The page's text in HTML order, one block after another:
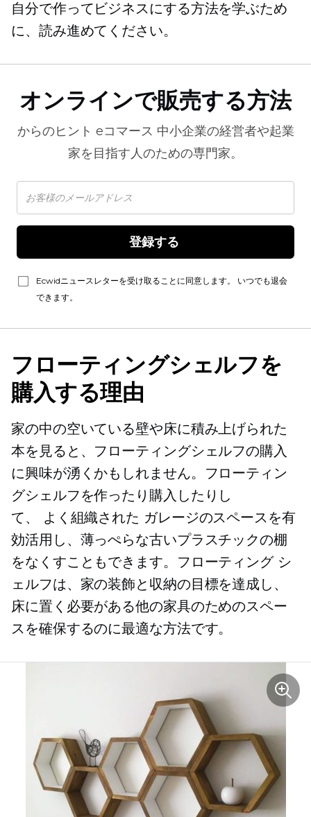
自分で作ってビジネスにする方法を学ぶため
に、読み進めてください。
オンラインで販売する方法
からのヒント eコマース 中小企業の経営者や起業
家を目指す人のための専門家。
Ecwidニュースレターを受け取ることに同意します。 いつでも退会
できます。
フローティングシェルフを
購入する理由
家の中の空いている壁や床に積み上げられた
本を見ると、フローティングシェルフの購入
に興味が湧くかもしれません。フローティン
グシェルフを作ったり購入したりし
て、
よく組織された ガレージのスペースを有
効活用し、薄っぺらな古いプラスチックの棚
をなくすこともできます。フローティング シ
ェルフは、家の装飾と収納の目標を達成し、
床に置く必要がある他の家具のためのスペー
スを確保するのに最適な方法です。